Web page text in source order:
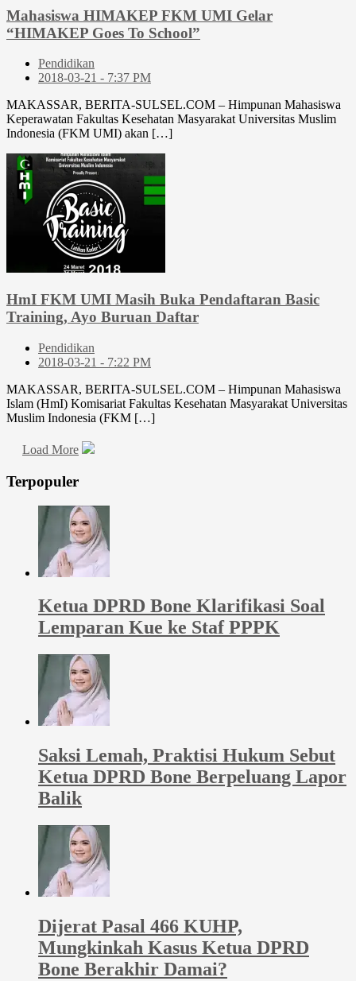
Mahasiswa HIMAKEP FKM UMI Gelar
“HIMAKEP Goes To School”
Pendidikan
2018-03-21 - 7:37 PM
MAKASSAR, BERITA-SULSEL.COM – Himpunan Mahasiswa
Keperawatan Fakultas Kesehatan Masyarakat Universitas Muslim
Indonesia (FKM UMI) akan […]
HmI FKM UMI Masih Buka Pendaftaran Basic
Training, Ayo Buruan Daftar
Pendidikan
2018-03-21 - 7:22 PM
MAKASSAR, BERITA-SULSEL.COM – Himpunan Mahasiswa
Islam (HmI) Komisariat Fakultas Kesehatan Masyarakat Universitas
Muslim Indonesia (FKM […]
Load More
Terpopuler
Ketua DPRD Bone Klarifikasi Soal
Lemparan Kue ke Staf PPPK
Saksi Lemah, Praktisi Hukum Sebut
Ketua DPRD Bone Berpeluang Lapor
Balik
Dijerat Pasal 466 KUHP,
Mungkinkah Kasus Ketua DPRD
Bone Berakhir Damai?